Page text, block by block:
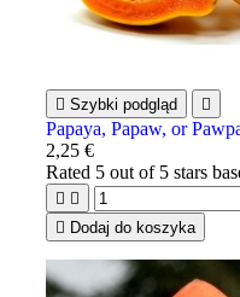
 Szybki podgląd 
Papaya, Papaw, or
2,25 €
Rated 5 out of 5 stars
 
 Dodaj do koszyka